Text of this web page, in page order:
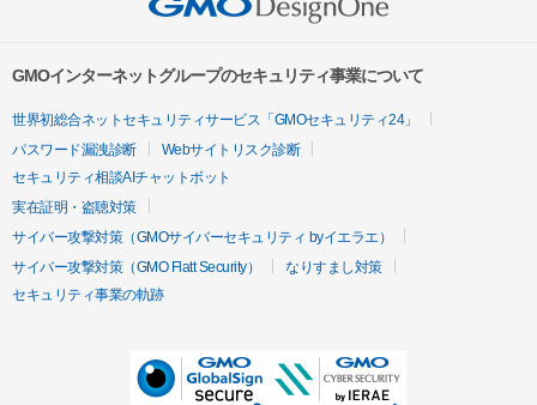
GMOインターネットグループのセキュリティ事業について
世界初総合ネットセキュリティサービス「GMOセキュリティ24」
パスワード漏洩診断
Webサイトリスク診断
セキュリティ相談AIチャットボット
実在証明・盗聴対策
サイバー攻撃対策（GMOサイバーセキュリティ byイエラエ）
サイバー攻撃対策（GMO Flatt Security）
なりすまし対策
セキュリティ事業の軌跡